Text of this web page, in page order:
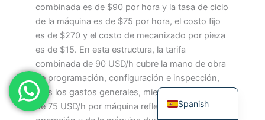
combinada es de $90 por hora y la tasa de ciclo
de la máquina es de $75 por hora, el costo fijo
es de $270 y el costo de mecanizado por pieza
es de $15. En esta estructura, la tarifa
combinada de 90 USD/h cubre la mano de obra
de programación, configuración e inspección,
más los gastos generales, mientras que la tarifa
de 75 USD/h por máquina refleja el tiempo de
Spanish
English
Arabic
Chinese
Dutch
French